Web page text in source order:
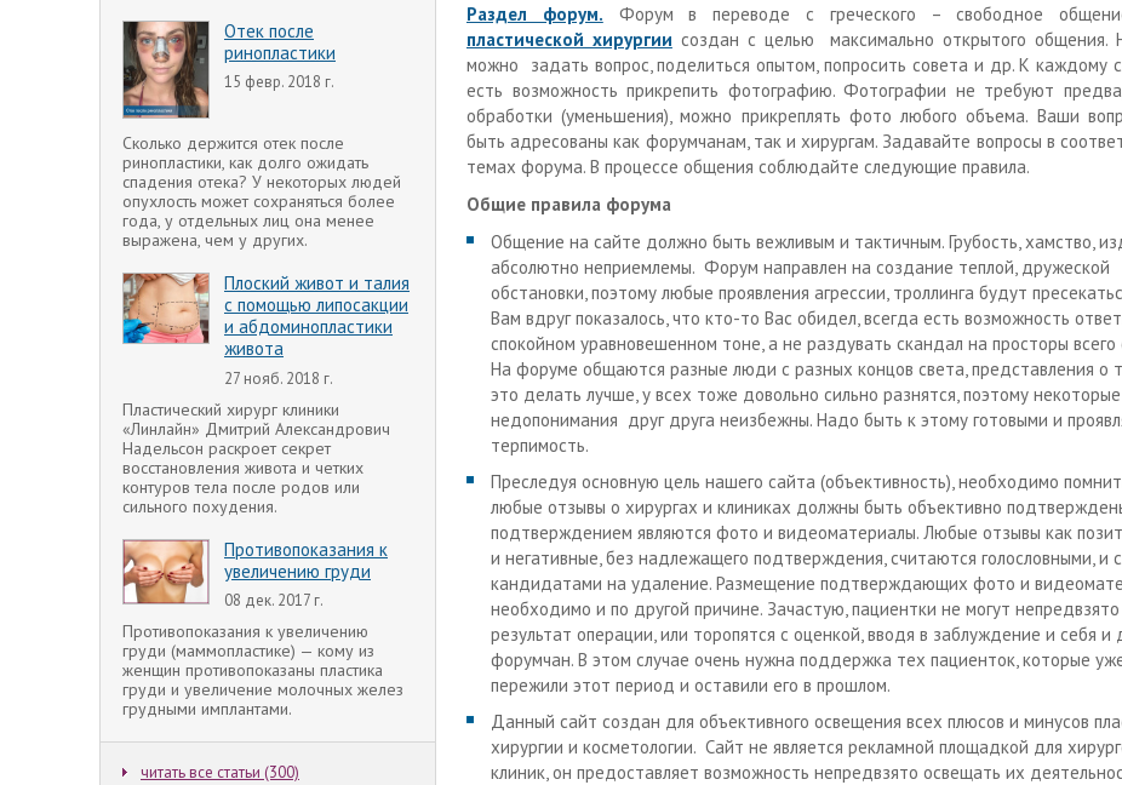
Отек после
ринопластики
15 февр. 2018 г.
Сколько держится отек после
ринопластики, как долго ожидать
спадения отека? У некоторых людей
опухлость может сохраняться более
года, у отдельных лиц она менее
выражена, чем у других.
Плоский живот и талия
с помощью липосакции
и абдоминопластики
живота
27 нояб. 2018 г.
Пластический хирург клиники
«Линлайн» Дмитрий Александрович
Надельсон раскроет секрет
восстановления живота и четких
контуров тела после родов или
сильного похудения.
Противопоказания к
увеличению груди
08 дек. 2017 г.
Противопоказания к увеличению
груди (маммопластике) — кому из
женщин противопоказаны пластика
груди и увеличение молочных желез
грудными имплантами.
читать все статьи (300)
Раздел форум. Форум в переводе с греческого – свободное
пластической хирургии создан с целью максимально открытого общения.
можно задать вопрос, поделиться опытом, попросить совета и др. К каждому
есть возможность прикрепить фотографию. Фотографии не требуют
обработки (уменьшения), можно прикреплять фото любого объема. Ваши
быть адресованы как форумчанам, так и хирургам. Задавайте вопросы в
темах форума. В процессе общения соблюдайте следующие правила.
Общие правила форума
Общение на сайте должно быть вежливым и тактичным. Грубость, хамство,
абсолютно неприемлемы. Форум направлен на создание теплой, дружеской
обстановки, поэтому любые проявления агрессии, троллинга будут
Вам вдруг показалось, что кто-то Вас обидел, всегда есть возможность
спокойном уравновешенном тоне, а не раздувать скандал на просторы
На форуме общаются разные люди с разных концов света, представления о
это делать лучше, у всех тоже довольно сильно разнятся, поэтому
недопонимания друг друга неизбежны. Надо быть к этому готовыми и
терпимость.
Преследуя основную цель нашего сайта (объективность), необходимо
любые отзывы о хирургах и клиниках должны быть объективно
подтверждением являются фото и видеоматериалы. Любые отзывы как
и негативные, без надлежащего подтверждения, считаются голословными, и
кандидатами на удаление. Размещение подтверждающих фото и
необходимо и по другой причине. Зачастую, пациентки не могут
результат операции, или торопятся с оценкой, вводя в заблуждение и себя и
форумчан. В этом случае очень нужна поддержка тех пациенток, которые
пережили этот период и оставили его в прошлом.
Данный сайт создан для объективного освещения всех плюсов и минусов
хирургии и косметологии. Сайт не является рекламной площадкой для
клиник, он предоставляет возможность непредвзято освещать их